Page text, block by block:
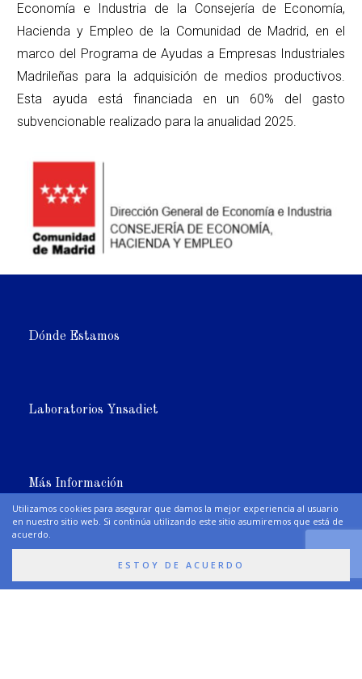
Utilizamos cookies para asegurar que damos la mejor experiencia al usuario
en nuestro sitio web. Si continúa utilizando este sitio asumiremos que está de
acuerdo.
ESTOY DE ACUERDO
Economía e Industria de la Consejería de Economía,
Hacienda y Empleo de la Comunidad de Madrid, en el
marco del Programa de Ayudas a Empresas Industriales
Madrileñas para la adquisición de medios productivos.
Esta ayuda está financiada en un 60% del gasto
subvencionable realizado para la anualidad 2025.
Dónde Estamos
Laboratorios Ynsadiet
Más Información